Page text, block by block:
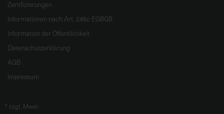
Zertifizierungen
Informationen nach Art. 246c EGBGB
Information der Öffentlichkeit
Datenschutzerklärung
AGB
Impressum
* zzgl. Mwst.